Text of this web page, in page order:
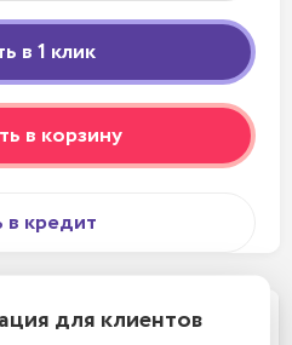
в корзину
в кредит
цены?
для клиентов